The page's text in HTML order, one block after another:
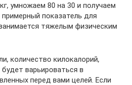
умножаем 80 на 30 и получаем
показатель для
тяжелым физическим
количество килокалорий,
варьироваться в
перед вами целей. Если